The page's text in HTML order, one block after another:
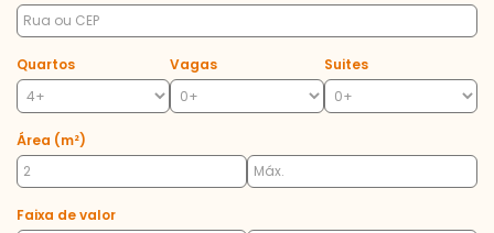
Quartos Vagas Suites
Área (m²)
Faixa de valor